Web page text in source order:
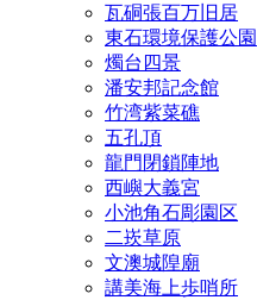
瓦硐張百万旧居
東石環境保護公園
燭台四景
潘安邦記念館
竹湾紫菜礁
五孔頂
龍門閉鎖陣地
西嶼大義宮
小池角石彫園区
二崁草原
文澳城隍廟
講美海上歩哨所